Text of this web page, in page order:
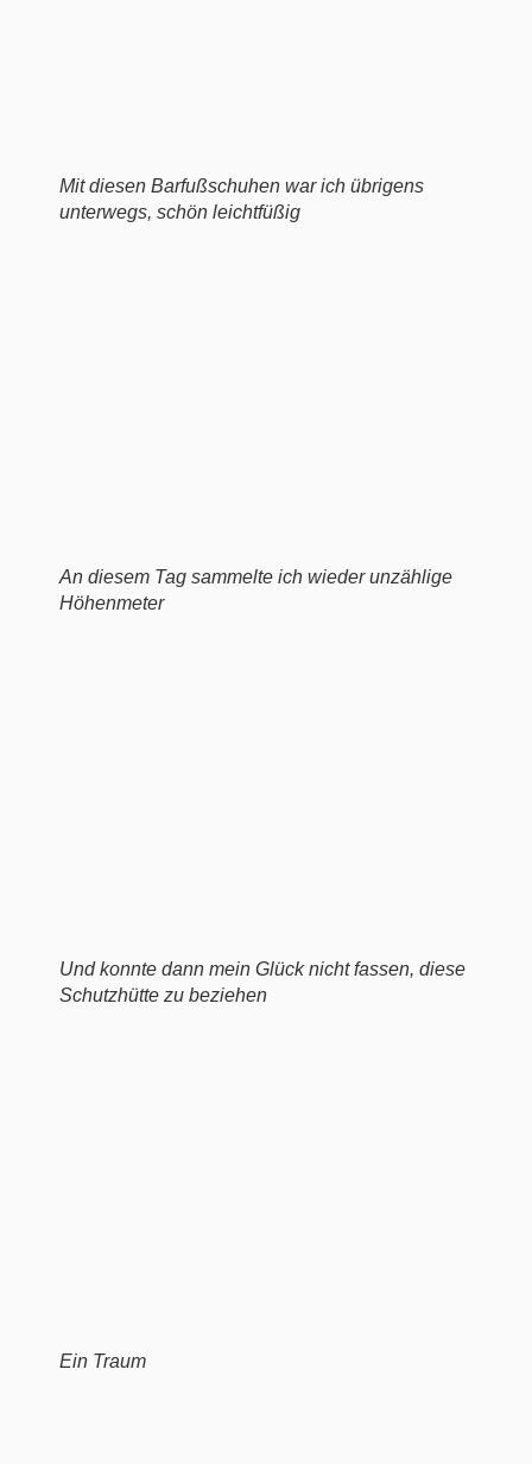
Mit diesen Barfußschuhen war ich übrigens
unterwegs, schön leichtfüßig
An diesem Tag sammelte ich wieder unzählige
Höhenmeter
Und konnte dann mein Glück nicht fassen, diese
Schutzhütte zu beziehen
Ein Traum